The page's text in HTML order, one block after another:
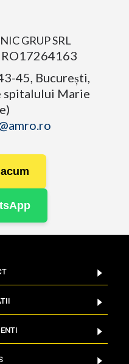
GRUP SRL
45, București,
spitalului Marie